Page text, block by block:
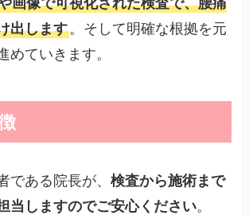
画像で可視化された検査で、腰痛
出します。そして明確な根拠を元
めていきます。
である院長が、検査から施術まで
当しますのでご安心ください。